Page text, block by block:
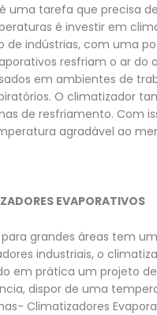
uma tarefa que precisa
é investir em
de indústrias, com uma
resfriam o ar
em ambientes de
O climatizador
de resfriamento. Com
agradável ao
EVAPORATIVOS
grandes áreas tem
industriais, o
em prática um projeto
dispor de uma
Climatizadores